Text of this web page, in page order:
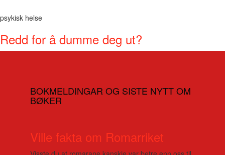
psykisk helse
Redd for å dumme deg ut?
BOKMELDINGAR OG SISTE NYTT OM
BØKER
Ville fakta om Romarriket